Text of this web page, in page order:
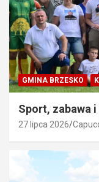
GMINA BRZESKO
Sport, zabawa
27 lipca 2026